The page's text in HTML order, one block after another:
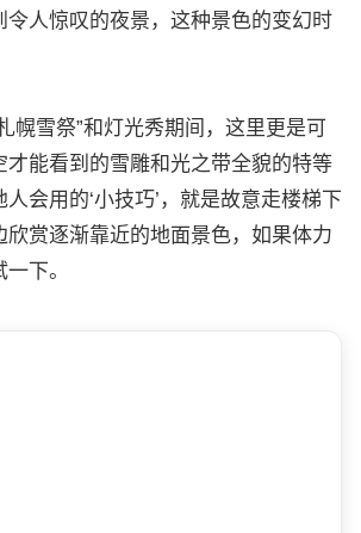
令人惊叹的夜景，这种景色的变幻时
幌雪祭”和灯光秀期间，这里更是可
才能看到的雪雕和光之带全貌的特等
会用的‘小技巧’，就是故意走楼梯下
欣赏逐渐靠近的地面景色，如果体力
下。